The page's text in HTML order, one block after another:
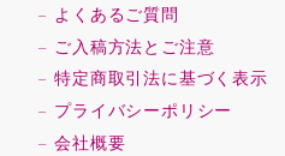
よくあるご質問
ご入稿方法とご注意
特定商取引法に基づく表示
プライバシーポリシー
会社概要